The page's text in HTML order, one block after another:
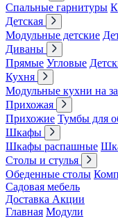
Спальные гарнитуры
Детская
Модульные детские
Диваны
Прямые Угловые
Кухня
Модульные кухни на
Прихожая
Прихожие Тумбы для
Шкафы
Шкафы распашные
Столы и стулья
Обеденные столы
Садовая мебель
Доставка Акции
Главная Модули